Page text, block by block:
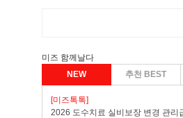
미즈 함께날다
NEW
추천 BEST
[미즈톡톡]
2026 도수치료 실비보장 변경 관리